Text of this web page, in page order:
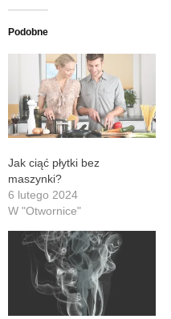
Podobne
Jak ciąć płytki bez
maszynki?
6 lutego 2024
W "Otwornice"